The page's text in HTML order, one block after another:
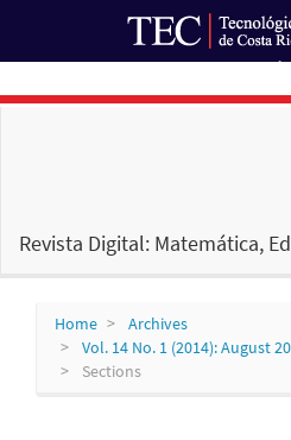
Revista Digital: Matemática,
Home
Archives
Vol. 14 No. 1 (2014): August
Sections